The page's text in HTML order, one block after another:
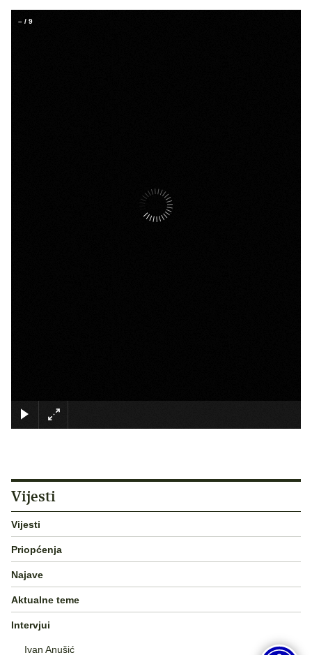
– / 9
Vijesti
Vijesti
Priopćenja
Najave
Aktualne teme
Intervjui
Ivan Anušić